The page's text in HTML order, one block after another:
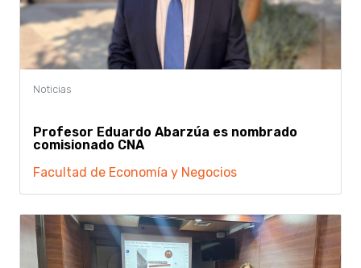
Profesor Eduardo Abarzúa es nombrado
comisionado CNA
Facultad de Economía y Negocios